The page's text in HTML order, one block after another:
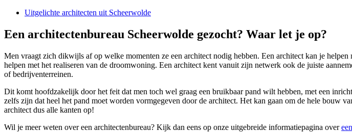
Uitgelichte architecten uit Scheerwolde
Een architectenbureau Scheerwolde gezocht? Waar let je op?
Men vraagt zich dikwijls af op welke momenten ze een architect nodig hebben. Een architect kan je
helpen met het realiseren van de droomwoning. Een architect kent vanuit zijn netwerk ook de juiste
of bedrijventerreinen.
Dit komt hoofdzakelijk door het feit dat men toch wel graag een bruikbaar pand wilt hebben, met een
zelfs zijn dat heel het pand moet worden vormgegeven door de architect. Het kan gaan om de hele bouw
architect dus alle kanten op!
Wil je meer weten over een architectenbureau? Kijk dan eens op onze uitgebreide informatiepagina over